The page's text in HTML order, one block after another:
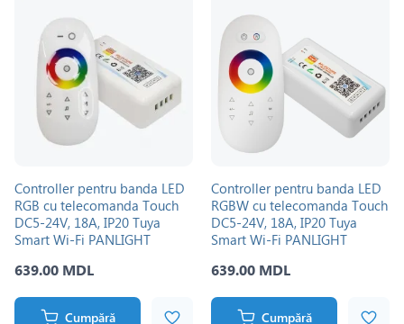
Controller pentru banda LED
RGB cu telecomanda Touch
DC5-24V, 18A, IP20 Tuya
Smart Wi-Fi PANLIGHT
639.00 MDL
Cumpără
Controller pentru banda LED
RGBW cu telecomanda Touch
DC5-24V, 18A, IP20 Tuya
Smart Wi-Fi PANLIGHT
639.00 MDL
Cumpără